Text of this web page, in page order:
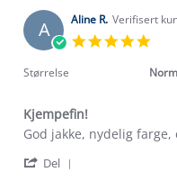
on
7
Jan
A Aline R. Verifisert
Størrelse
Kjempefin!
Review
Aline
review
Kjempefin!
God jakke, nydelig farge,
Del